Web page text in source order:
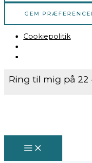
GEM
Cookiepolitik
Ring til mig på 22